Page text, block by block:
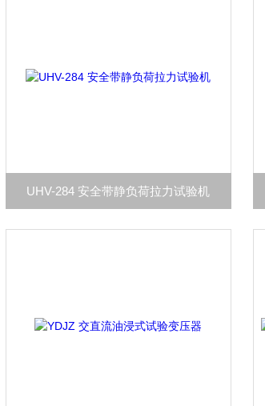
UHV-284 安全带静负荷拉力试验机